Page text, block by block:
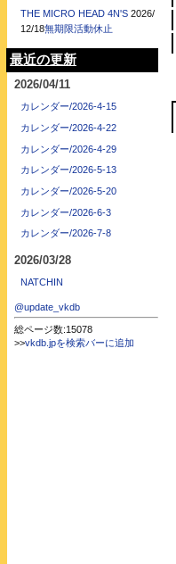
THE MICRO HEAD 4N'S 2026/
12/18無期限活動休止
最近の更新
2026/04/11
カレンダー/2026-4-15
カレンダー/2026-4-22
カレンダー/2026-4-29
カレンダー/2026-5-13
カレンダー/2026-5-20
カレンダー/2026-6-3
カレンダー/2026-7-8
2026/03/28
NATCHIN
@update_vkdb
総ページ数:15078
>>vkdb.jpを検索バーに追加